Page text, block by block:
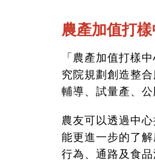
農產加值打
「農產加值打樣
究院規劃創造整
輔導、試量產、
農友可以透過中
能更進一步的了
行為、通路及食